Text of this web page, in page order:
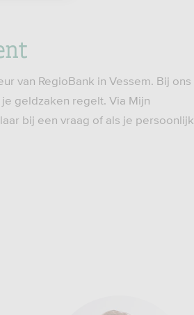
van RegioBank in Vessem. Bij ons
geldzaken regelt. Via Mijn
bij een vraag of als je persoonlijk